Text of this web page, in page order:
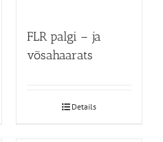
FLR palgi – ja
võsahaarats
Details